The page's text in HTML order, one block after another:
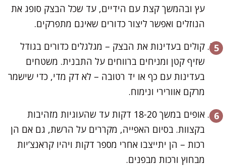
עץ ובהמשך קצת עם הידיים, עד שכל הבצק סופג את
הנוזלים ואפשר ליצור כדורים שאינם מתפרקים.
קולים בעדינות את הבצק – מגלגלים כדורים בגודל
שזיף קטן ומניחים ברווחים על התבנית. משטחים
בעדינות עם כף או יד רטובה – לא דק מדי, כדי שישמר
מרקם אוורירי ונימוח.
אופים במשך 18-20 דקות עד שהעוגיות מזהיבות
בקצוות. בסיום האפייה, מקררים על הרשת, גם אם הן
רכות – הן יתייצבו אחרי מספר דקות ויהיו קראנצ’יות
מבחוץ ורכות מבפנים.